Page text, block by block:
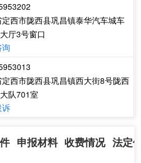
西市陇西县巩昌镇泰华汽车城车
厅3号窗口
西市陇西县巩昌镇西大街8号陇西
队701室
诉
申报材料 收费情况 法定